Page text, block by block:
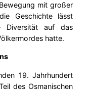
mit großer
Geschichte lässt
Diversität auf das
hatte.
19. Jahrhundert
des Osmanischen